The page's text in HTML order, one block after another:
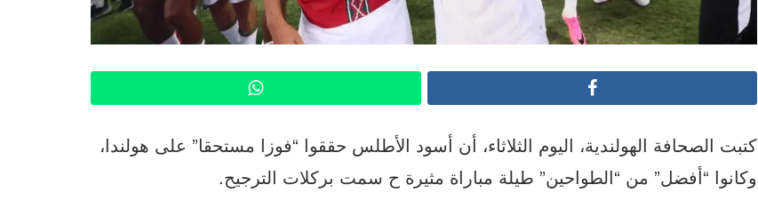
كتبت الصحافة الهولندية، اليوم الثلاثاء، أن أسود الأطلس حققوا “فوزا مستحقا” على هولندا،
وكانوا “أفضل” من “الطواحين” طيلة مباراة مثيرة ح سمت بركلات الترجيح.